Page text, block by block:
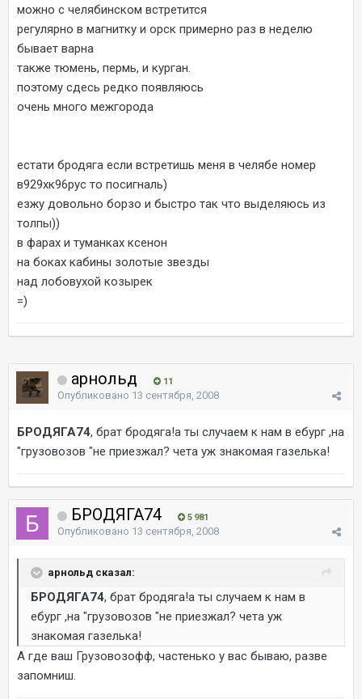
можно с челябинском встретится
регулярно в магнитку и орск примерно раз в неделю
бывает варна
также тюмень, пермь, и курган.
поэтому сдесь редко появляюсь
очень много межгорода
естати бродяга если встретишь меня в челябе номер
в929хк96рус то посигналь)
езжу довольно борзо и быстро так что выделяюсь из
толпы))
в фарах и туманках ксенон
на боках кабины золотые звезды
над лобовухой козырек
=)
арнольд 11
Опубликовано 13 сентября, 2008
БРОДЯГА74, брат бродяга!а ты случаем к нам в ебург ,на
"грузовозов "не приезжал? чета уж знакомая газелька!
БРОДЯГА74 5 981
Опубликовано 13 сентября, 2008
арнольд сказал:
БРОДЯГА74, брат бродяга!а ты случаем к нам в
ебург ,на "грузовозов "не приезжал? чета уж
знакомая газелька!
А где ваш Грузовозофф, частенько у вас бываю, разве
запомниш.